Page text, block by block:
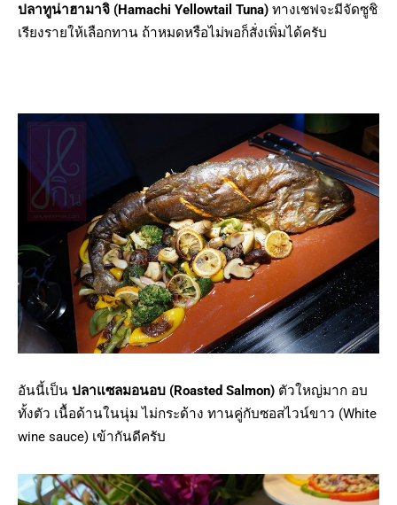
ปลาทูน่าฮามาจิ (Hamachi Yellowtail Tuna) ทางเชฟจะมีจัดซูชิ
เรียงรายให้เลือกทาน ถ้าหมดหรือไม่พอก็สั่งเพิ่มได้ครับ
อันนี้เป็น ปลาแซลมอนอบ (Roasted Salmon) ตัวใหญ่มาก อบ
ทั้งตัว เนื้อด้านในนุ่ม ไม่กระด้าง ทานคู่กับซอสไวน์ขาว (White
wine sauce) เข้ากันดีครับ